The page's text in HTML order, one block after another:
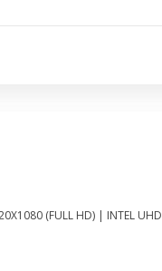
(FULL HD) | INTEL UHD